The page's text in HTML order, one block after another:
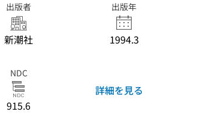
出版者
新潮社
出版年
1994.3
NDC
915.6
詳細を見る